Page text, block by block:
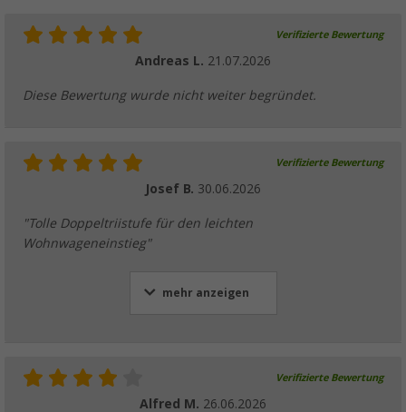
Verifizierte Bewertung
Andreas L. 21.07.2026
Diese Bewertung wurde nicht weiter begründet.
Verifizierte Bewertung
Josef B. 30.06.2026
"Tolle Doppeltriistufe für den leichten
Wohnwageneinstieg"
mehr anzeigen
Verifizierte Bewertung
Alfred M. 26.06.2026